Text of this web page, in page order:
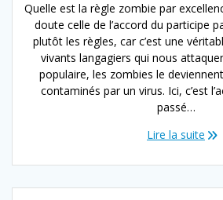
Quelle est la règle zombie par
doute celle de l’accord du participe
plutôt les règles, car c’est une
vivants langagiers qui nous
populaire, les zombies le
contaminés par un virus. Ici, c’est
passé…
Lire la suite